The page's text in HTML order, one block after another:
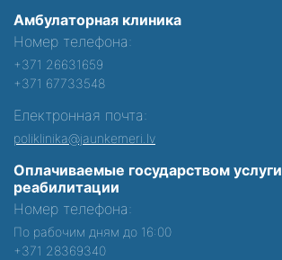
Амбулаторная клиника
Номер телефона:
+371 26631659
+371 67733548
Електронная почта:
poliklinika@jaunkemeri.lv
Оплачиваемые государством услуги
реабилитации
Номер телефона:
По рабочим дням до 16:00
+371 28369340